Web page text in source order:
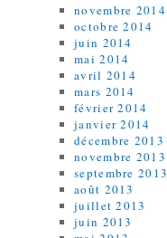
novembre 2014
octobre 2014
juin 2014
mai 2014
avril 2014
mars 2014
février 2014
janvier 2014
décembre 2013
novembre 2013
septembre 2013
août 2013
juillet 2013
juin 2013